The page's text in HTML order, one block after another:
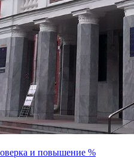
и повышение %